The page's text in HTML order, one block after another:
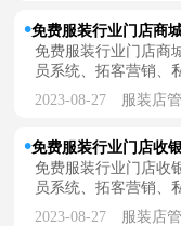
免费服装行业门店商
免费服装行业门店商
员系统、拓客营销、
2023-08-27 服装店
免费服装行业门店收
免费服装行业门店收
员系统、拓客营销、
2023-08-27 服装店